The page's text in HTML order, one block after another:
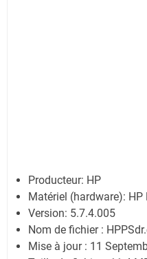
Producteur: HP
Matériel (hardware): HP
Version: 5.7.4.005
Nom de fichier :
Mise à jour : 11